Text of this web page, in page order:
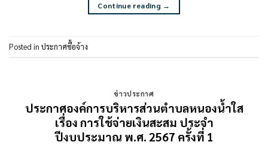
Continue reading →
Posted in ประกาศซื้อจ้าง
ข่าวประกาศ
ประกาศองค์การบริหารส่วนตำบลหนองน้ำใส
เรื่อง การใช้จ่ายเงินสะสม ประจำ
ปีงบประมาณ พ.ศ. 2567 ครั้งที่ 1